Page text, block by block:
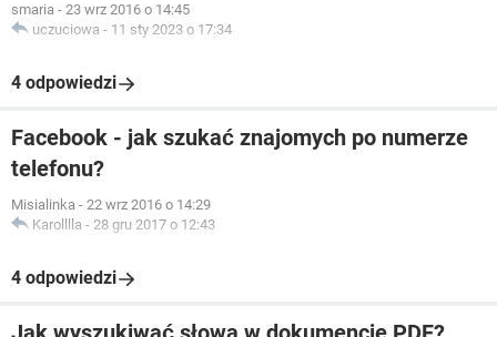
smaria - 23 wrz 2016 o 14:45
uczuciowa - 11 sty 2023 o 17:34
4 odpowiedzi
Facebook - jak szukać znajomych po numerze
telefonu?
Misialinka - 22 wrz 2016 o 14:29
Karolllla - 28 gru 2017 o 12:43
4 odpowiedzi